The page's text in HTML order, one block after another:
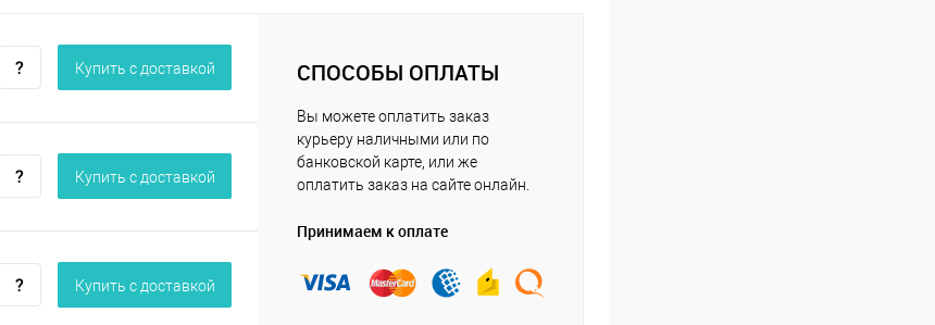
Купить c доставкой
Купить c доставкой
Купить c доставкой
СПОСОБЫ ОПЛАТЫ
Вы можете оплатить заказ
курьеру наличными или по
банковской карте, или же
оплатить заказ на сайте онлайн.
Принимаем к оплате